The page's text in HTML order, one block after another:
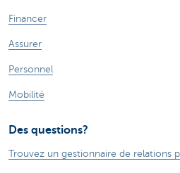
Financer
Assurer
Personnel
Mobilité
Des questions?
Trouvez un gestionnaire de relations